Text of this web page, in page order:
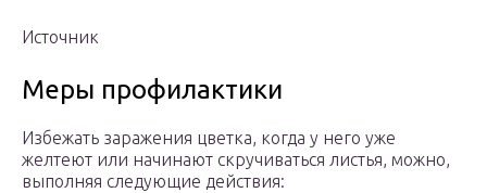
Источник
Меры профилактики
Избежать заражения цветка, когда у него уже
желтеют или начинают скручиваться листья, можно,
выполняя следующие действия: